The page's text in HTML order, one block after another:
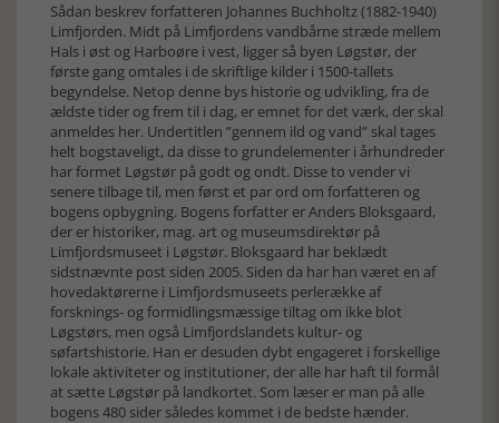
Sådan beskrev forfatteren Johannes Buchholtz (1882-1940)
Limfjorden. Midt på Limfjordens vandbårne stræde mellem
Hals i øst og Harboøre i vest, ligger så byen Løgstør, der
første gang omtales i de skriftlige kilder i 1500-tallets
begyndelse. Netop denne bys historie og udvikling, fra de
ældste tider og frem til i dag, er emnet for det værk, der skal
anmeldes her. Undertitlen ”gennem ild og vand” skal tages
helt bogstaveligt, da disse to grundelementer i århundreder
har formet Løgstør på godt og ondt. Disse to vender vi
senere tilbage til, men først et par ord om forfatteren og
bogens opbygning. Bogens forfatter er Anders Bloksgaard,
der er historiker, mag. art og museumsdirektør på
Limfjordsmuseet i Løgstør. Bloksgaard har beklædt
sidstnævnte post siden 2005. Siden da har han været en af
hovedaktørerne i Limfjordsmuseets perlerække af
forsknings- og formidlingsmæssige tiltag om ikke blot
Løgstørs, men også Limfjordslandets kultur- og
søfartshistorie. Han er desuden dybt engageret i forskellige
lokale aktiviteter og institutioner, der alle har haft til formål
at sætte Løgstør på landkortet. Som læser er man på alle
bogens 480 sider således kommet i de bedste hænder.